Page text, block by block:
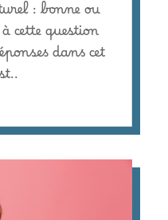
: bonne ou
cette question
dans cet